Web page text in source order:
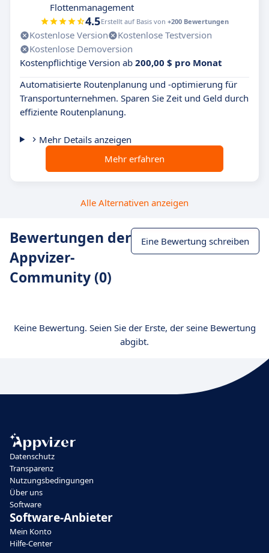
Flottenmanagement
4.5Erstellt auf Basis von +200 Bewertungen
Kostenlose Version
Kostenlose Testversion
Kostenlose Demoversion
Kostenpflichtige Version ab 200,00 $ pro Monat
Automatisierte Routenplanung und -optimierung für
Transportunternehmen. Sparen Sie Zeit und Geld durch
effiziente Routenplanung.
Mehr Details anzeigen
Mehr erfahren
Alle Alternativen anzeigen
Bewertungen der
Appvizer-
Community (0)
Eine Bewertung schreiben
Keine Bewertung. Seien Sie der Erste, der seine Bewertung
abgibt.
Datenschutz
Transparenz
Nutzungsbedingungen
Über uns
Software
Software-Anbieter
Mein Konto
Hilfe-Center